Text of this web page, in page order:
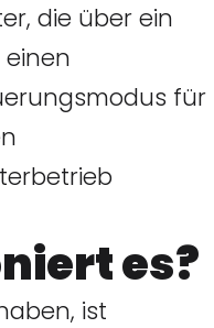
die über ein
für
es?
ist